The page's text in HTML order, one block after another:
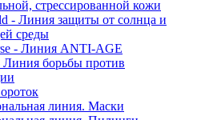
стрессированной кожи
- Линия защиты от солнца и
среды
- Линия ANTI-AGE
Линия борьбы против
линия. Маски